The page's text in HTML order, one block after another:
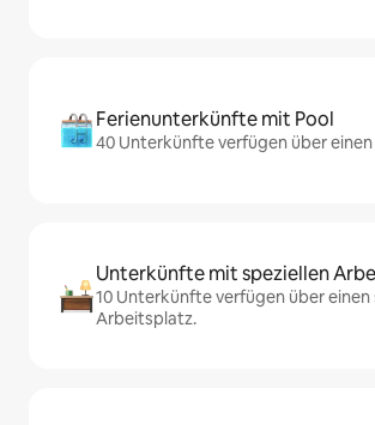
Ferienunterkünfte mit Pool
40 Unterkünfte verfügen über einen
Unterkünfte mit speziellen
10 Unterkünfte verfügen über einen
Arbeitsplatz.